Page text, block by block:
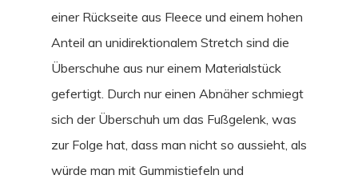
einer Rückseite aus Fleece und einem hohen
Anteil an unidirektionalem Stretch sind die
Überschuhe aus nur einem Materialstück
gefertigt. Durch nur einen Abnäher schmiegt
sich der Überschuh um das Fußgelenk, was
zur Folge hat, dass man nicht so aussieht, als
würde man mit Gummistiefeln und